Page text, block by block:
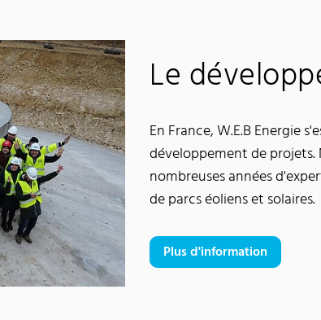
Le
En France, W.E.B Energie
développement de
nombreuses années
de parcs éoliens et solaires.
Plus d'information